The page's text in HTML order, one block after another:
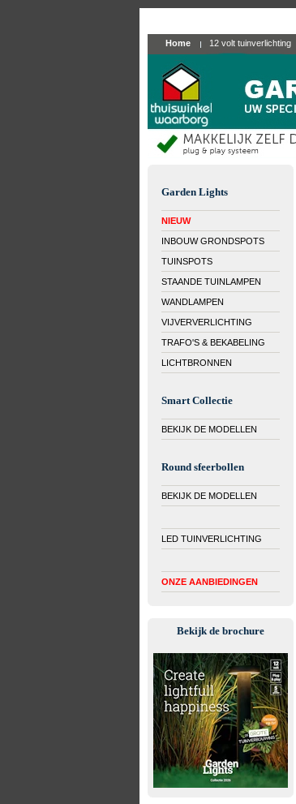
Home 12 volt tuinverlichting
Garden Lights
NIEUW
INBOUW GRONDSPOTS
TUINSPOTS
STAANDE TUINLAMPEN
WANDLAMPEN
VIJVERVERLICHTING
TRAFO'S & BEKABELING
LICHTBRONNEN
Smart Collectie
BEKIJK DE MODELLEN
Round sfeerbollen
BEKIJK DE MODELLEN
LED TUINVERLICHTING
ONZE AANBIEDINGEN
Bekijk de brochure